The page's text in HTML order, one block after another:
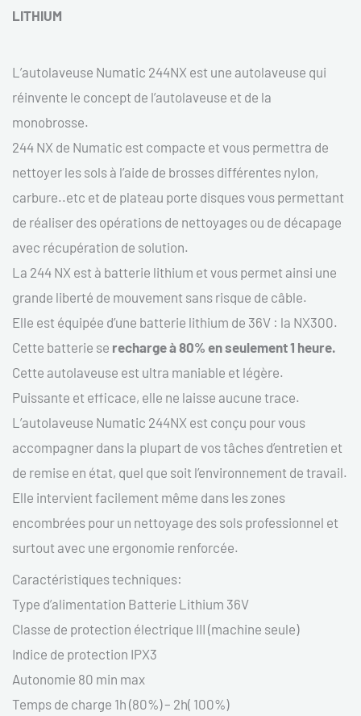
LITHIUM
L’autolaveuse Numatic 244NX est une autolaveuse qui
réinvente le concept de l’autolaveuse et de la
monobrosse.
244 NX de Numatic est compacte et vous permettra de
nettoyer les sols à l’aide de brosses différentes nylon,
carbure..etc et de plateau porte disques vous permettant
de réaliser des opérations de nettoyages ou de décapage
avec récupération de solution.
La 244 NX est à batterie lithium et vous permet ainsi une
grande liberté de mouvement sans risque de câble.
Elle est équipée d’une batterie lithium de 36V : la NX300.
Cette batterie se recharge à 80% en seulement 1 heure.
Cette autolaveuse est ultra maniable et légère.
Puissante et efficace, elle ne laisse aucune trace.
L’autolaveuse Numatic 244NX est conçu pour vous
accompagner dans la plupart de vos tâches d’entretien et
de remise en état, quel que soit l’environnement de travail.
Elle intervient facilement même dans les zones
encombrées pour un nettoyage des sols professionnel et
surtout avec une ergonomie renforcée.
Caractéristiques techniques:
Type d’alimentation Batterie Lithium 36V
Classe de protection électrique III (machine seule)
Indice de protection IPX3
Autonomie 80 min max
Temps de charge 1h (80%) – 2h( 100%)